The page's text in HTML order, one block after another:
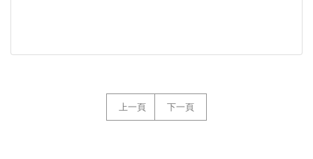
上一頁 下一頁